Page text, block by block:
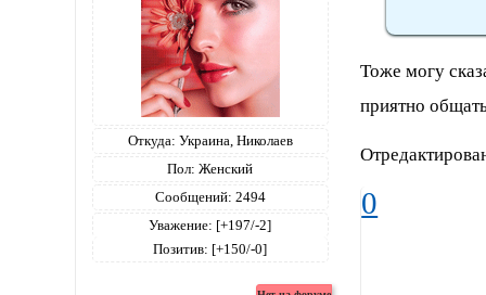
Откуда: Украина, Николаев
Пол: Женский
Сообщений: 2494
Уважение: [+197/-2]
Позитив: [+150/-0]
Тоже могу
приятно
0